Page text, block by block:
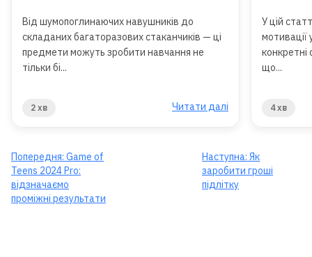
Від шумопоглинаючих навушників до
складаних багаторазових стаканчиків — ці
предмети можуть зробити навчання не
тільки бі...
2 хв Читати далі
У цій
мотивації
конкретні
що...
4 хв
Попередня: Game of
Teens 2024 Pro:
відзначаємо
проміжні результати
Наступна: Як
заробити гроші
підлітку